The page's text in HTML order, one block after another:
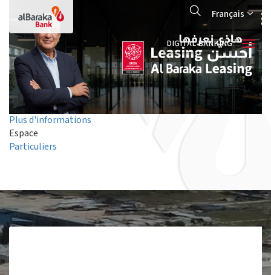
contenu
principal
Français
Search
DIGITAL BANKING
Plus d'informations
Espace
Particuliers